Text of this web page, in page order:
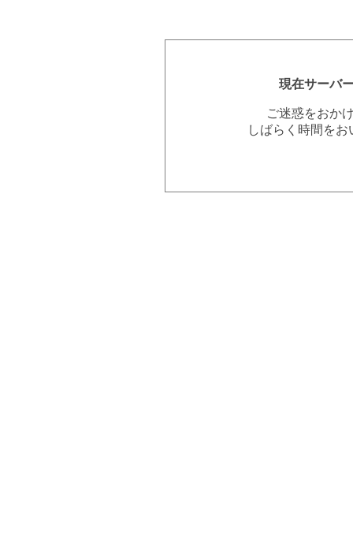
現在サーバ
ご迷惑をおか
しばらく時間を